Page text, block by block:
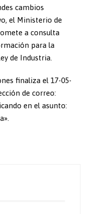
cambios
el Ministerio de
a consulta
para la
de Industria.
finaliza el 17-05-
de correo:
en el asunto: